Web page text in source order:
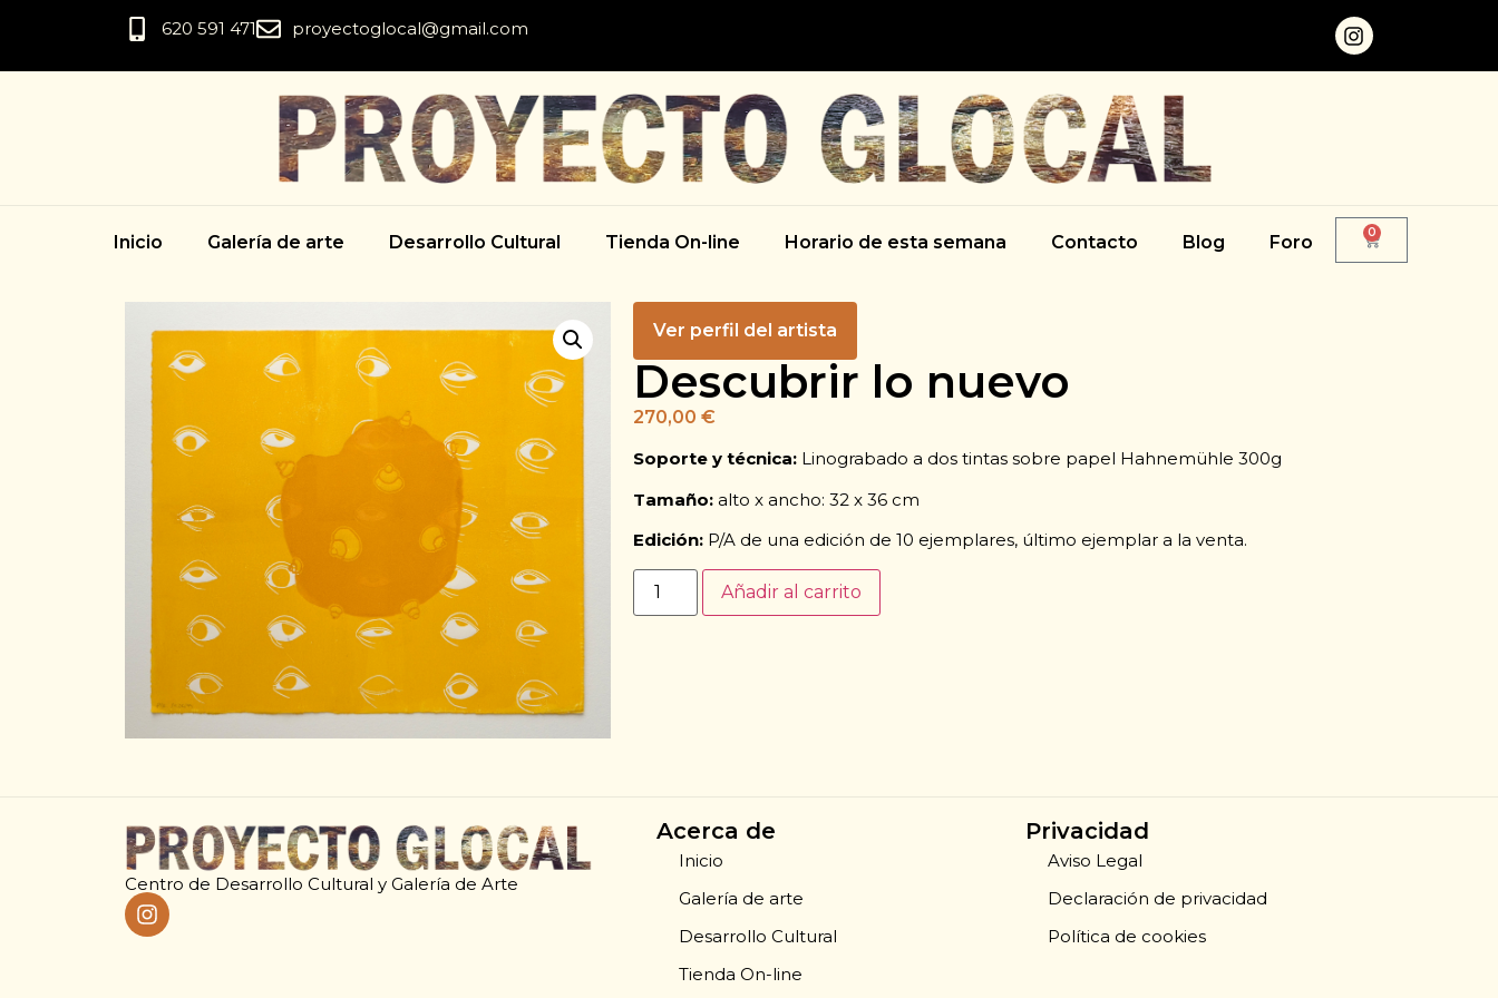
620 591 471 proyectoglocal@gmail.com
Inicio Galería de arte Desarrollo Cultural Tienda On-line Horario de esta semana Contacto Blog Foro 0
Ver perfil del artista
Descubrir lo nuevo
270,00 €
Soporte y técnica: Linograbado a dos tintas sobre papel Hahnemühle 300g
Tamaño: alto x ancho: 32 x 36 cm
Edición: P/A de una edición de 10 ejemplares, último ejemplar a la venta.
Añadir al carrito
Centro de Desarrollo Cultural y Galería de Arte
Acerca de
Inicio
Galería de arte
Desarrollo Cultural
Tienda On-line
Privacidad
Aviso Legal
Declaración de privacidad
Política de cookies